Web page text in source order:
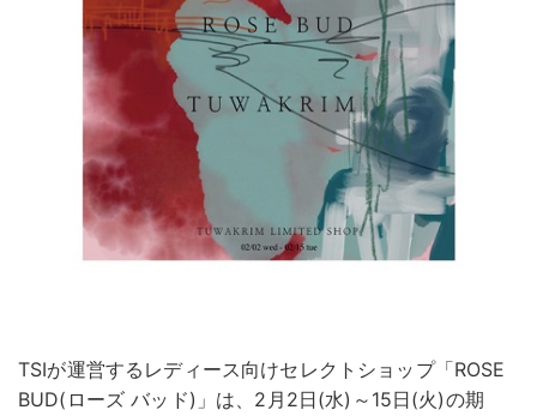
TSIが運営するレディース向けセレクトショップ「ROSE
BUD(ローズ バッド)」は、2月2日(水)～15日(火)の期